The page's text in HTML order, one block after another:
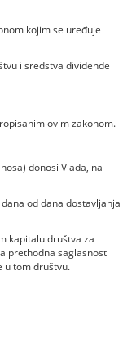
kojim se uređuje
i sredstva dividende
ovim zakonom.
donosi Vlada, na
od dana dostavljanja
kapitalu društva za
prethodna saglasnost
u tom društvu.